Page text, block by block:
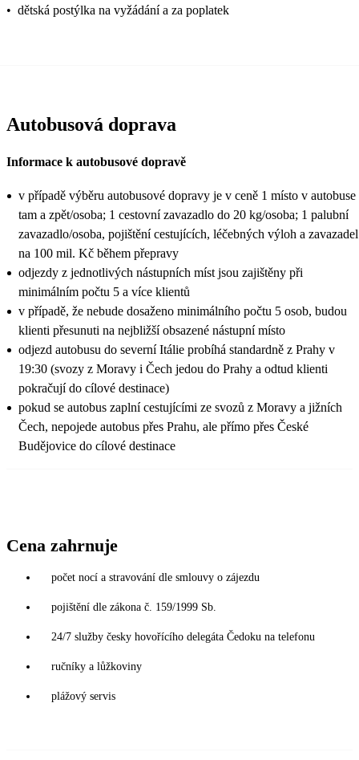
• dětská postýlka na vyžádání a za poplatek
Autobusová doprava
Informace k autobusové dopravě
v případě výběru autobusové dopravy je v ceně 1 místo v autobuse
tam a zpět/osoba; 1 cestovní zavazadlo do 20 kg/osoba; 1 palubní
zavazadlo/osoba, pojištění cestujících, léčebných výloh a zavazadel
na 100 mil. Kč během přepravy
odjezdy z jednotlivých nástupních míst jsou zajištěny při
minimálním počtu 5 a více klientů
v případě, že nebude dosaženo minimálního počtu 5 osob, budou
klienti přesunuti na nejbližší obsazené nástupní místo
odjezd autobusu do severní Itálie probíhá standardně z Prahy v
19:30 (svozy z Moravy i Čech jedou do Prahy a odtud klienti
pokračují do cílové destinace)
pokud se autobus zaplní cestujícími ze svozů z Moravy a jižních
Čech, nepojede autobus přes Prahu, ale přímo přes České
Budějovice do cílové destinace
Cena zahrnuje
počet nocí a stravování dle smlouvy o zájezdu
pojištění dle zákona č. 159/1999 Sb.
24/7 služby česky hovořícího delegáta Čedoku na telefonu
ručníky a lůžkoviny
plážový servis